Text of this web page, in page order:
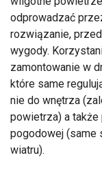
odprowadzać
rozwiązanie,
wygody.
zamontowanie w
które same
nie do wnętrza
powietrza) a także
pogodowej (same
wiatru).